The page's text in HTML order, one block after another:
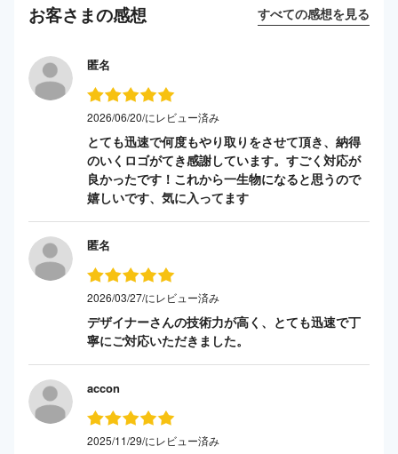
お客さまの感想 すべての感想を見る
匿名
2026/06/20/にレビュー済み
とても迅速で何度もやり取りをさせて頂き、納得
のいくロゴがてき感謝しています。すごく対応が
良かったです！これから一生物になると思うので
嬉しいです、気に入ってます
匿名
2026/03/27/にレビュー済み
デザイナーさんの技術力が高く、とても迅速で丁
寧にご対応いただきました。
accon
2025/11/29/にレビュー済み